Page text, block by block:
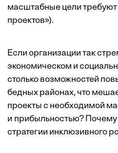
масштабные цели
проектов»).
Если организации так
экономическом и
столько возможностей
бедных районах, что
проекты с необходимой
и прибыльностью? Почему
стратегии инклюзивного